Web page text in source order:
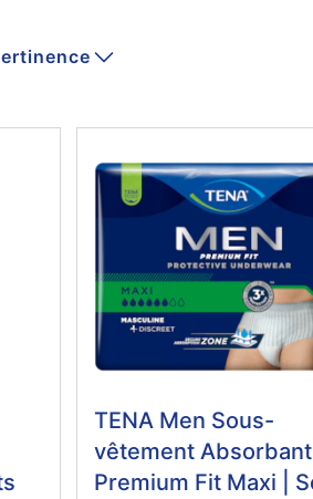
TENA Men Sous-
vêtement Absorbant
Premium Fit Maxi |